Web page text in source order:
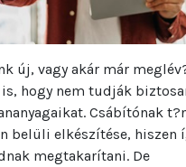
új, vagy akár már
hogy nem tudják
Csábítónak
belüli elkészítése, hiszen
megtakarítani. De